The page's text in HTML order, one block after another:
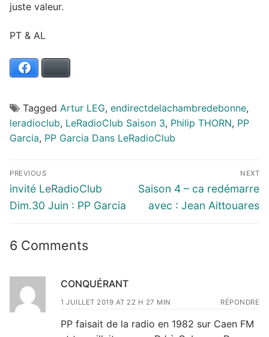
juste valeur.
PT & AL
Tagged Artur LEG, endirectdelachambredebonne,
leradioclub, LeRadioClub Saison 3, Philip THORN, PP
Garcia, PP Garcia Dans LeRadioClub
Navigation
de
l’article
PREVIOUS
Previous
post:
invité LeRadioClub
Dim.30 Juin : PP Garcia
NEXT
Next
post:
Saison 4 – ca redémarre
avec : Jean Aittouares
6 Comments
CONQUÉRANT
1 JUILLET 2019 AT 22 H 27 MIN RÉPONDRE
PP faisait de la radio en 1982 sur Caen FM